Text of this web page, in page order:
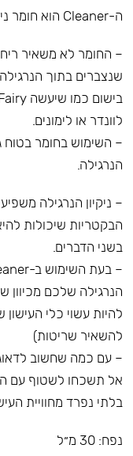
ה-Cleaner הוא חומר ניקוי לנרגילה.
– החומר לא משאיר ריח
שנצברים בתוך
לוונדר או לימונים.
– השימוש בחומר בטוח
הנרגילה.
– ניקיון הנרגילה
בשני הדברים.
הנרגילה שלכם
להיות עשוי כלי
להשאיר שריטות)
– עם כמה שחשוב
אל תשכחו לשטוף עם
בלתי נפרד מחוויית
נפח: 30 מ״ל